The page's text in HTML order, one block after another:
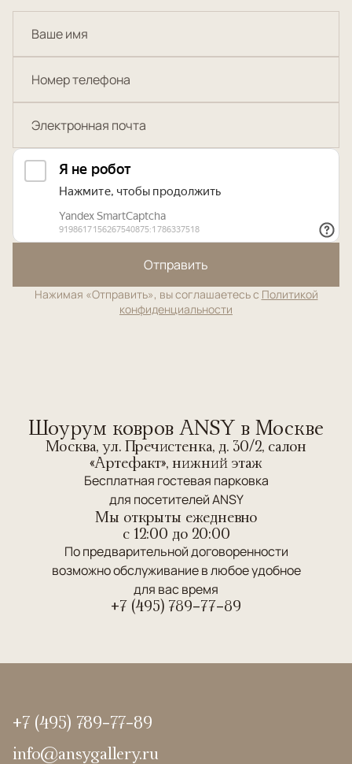
Отправить
Нажимая «Отправить», вы соглашаетесь с Политикой
конфиденциальности
Шоурум ковров ANSY в Москве
Москва, ул. Пречистенка, д. 30/2, салон
«Артефакт», нижний этаж
Бесплатная гостевая парковка
для посетителей ANSY
Мы открыты ежедневно
c 12:00 до 20:00
По предварительной договоренности
возможно обслуживание в любое удобное
для вас время
+7 (495) 789-77-89
+7 (495) 789-77-89
info@ansygallery.ru